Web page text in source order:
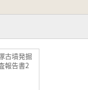
古墳発掘
報告書2